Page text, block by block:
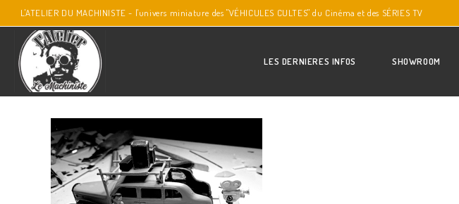
L'ATELIER DU MACHINISTE - l'univers miniature des "VÉHICULES CULTES" du Cinéma et des SÉRIES TV
LES DERNIERES INFOS SHOWROOM